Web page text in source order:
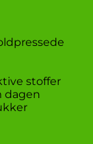
stoffer
dagen